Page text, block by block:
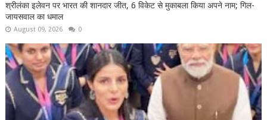
श्रीलंका इलेवन पर भारत की शानदार जीत, 6 विकेट से मुकाबला किया अपने नाम; गिल-
जायसवाल का धमाल
August 09, 2026 0